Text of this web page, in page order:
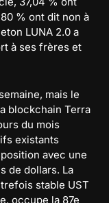
% ont dit non à
LUNA 2.0 a
à ses frères et
mais le
blockchain Terra
du mois
existants
avec une
de dollars. La
stable UST
occupe la 87e